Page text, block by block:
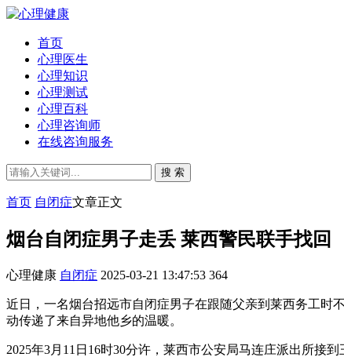
首页
心理医生
心理知识
心理测试
心理百科
心理咨询师
在线咨询服务
搜 索
首页 自闭症文章正文
烟台自闭症男子走丢 莱西警民联手找回
心理健康 自闭症 2025-03-21 13:47:53 364
近日，一名烟台招远市自闭症男子在跟随父亲到莱西务工时
动传递了来自异地他乡的温暖。
2025年3月11日16时30分许，莱西市公安局马连庄派出所接